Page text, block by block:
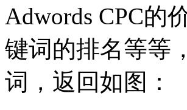
Adwords CPC的
键词的排名等等
词，返回如图：